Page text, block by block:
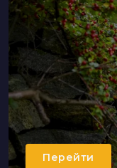
Перейти